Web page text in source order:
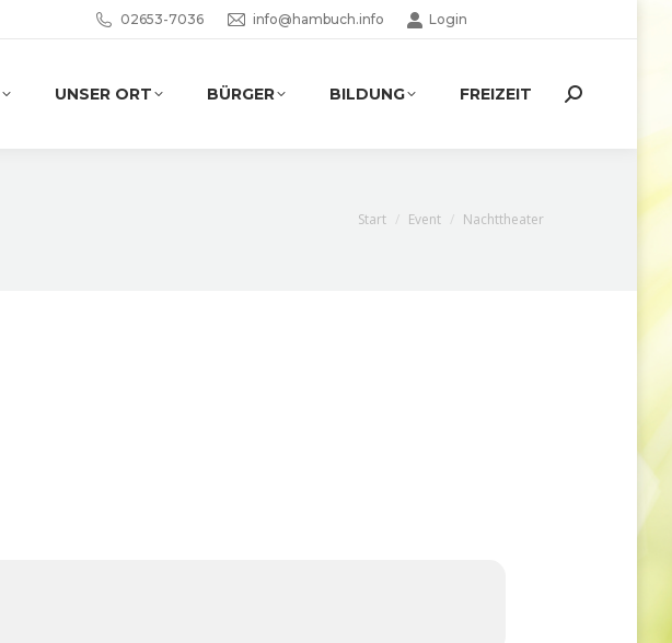
02653-7036 info@hambuch.info Login
UNSER ORT BÜRGER BILDUNG FREIZEIT Search:
Sie befinden sich hier:
Start Event Nachttheater